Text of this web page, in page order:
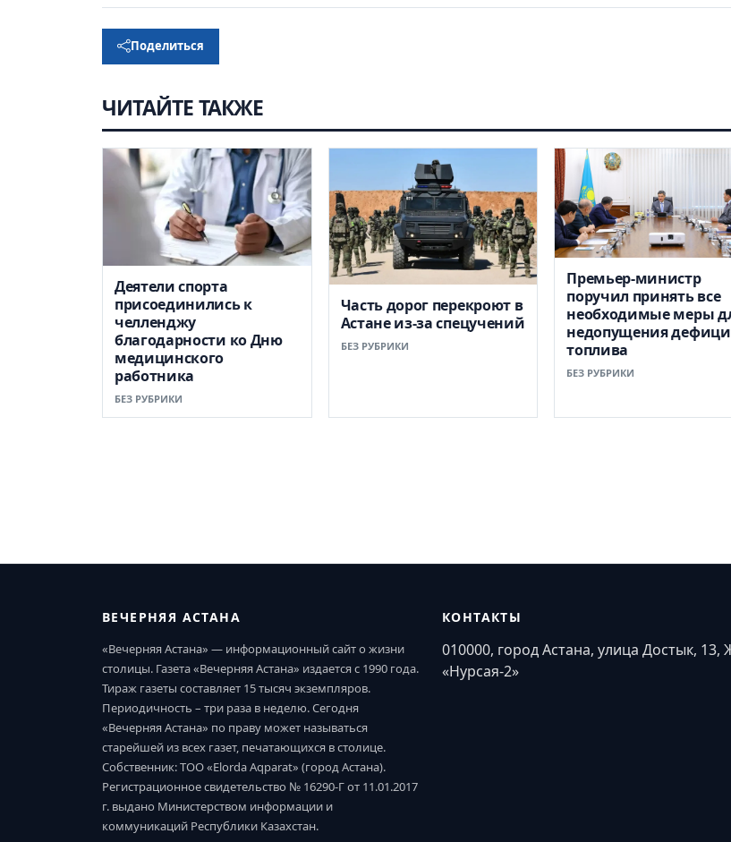
Поделиться
ЧИТАЙТЕ ТАКЖЕ
Деятели спорта
присоединились к
челленджу
благодарности ко Дню
медицинского
работника
БЕЗ РУБРИКИ
Часть дорог перекроют в
Астане из-за спецучений
БЕЗ РУБРИКИ
Премьер-министр
поручил принять все
необходимые меры
недопущения
топлива
БЕЗ РУБРИКИ
ВЕЧЕРНЯЯ АСТАНА
«Вечерняя Астана» — информационный сайт о жизни
столицы. Газета «Вечерняя Астана» издается с 1990 года.
Тираж газеты составляет 15 тысяч экземпляров.
Периодичность – три раза в неделю. Сегодня
«Вечерняя Астана» по праву может называться
старейшей из всех газет, печатающихся в столице.
Собственник: ТОО «Elorda Aqparat» (город Астана).
Регистрационное свидетельство № 16290-Г от 11.01.2017
г. выдано Министерством информации и
коммуникаций Республики Казахстан.
КОНТАКТЫ
010000, город Астана, улица Достык, 13,
«Нурсая-2»